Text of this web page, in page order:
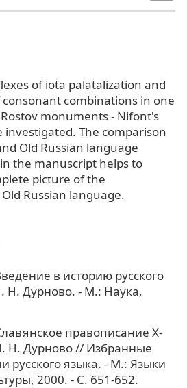
of iota palatalization and
combinations in one
monuments - Nifont's
investigated. The comparison
Old Russian language
the manuscript helps to
picture of the
Russian language.
в историю русского
Н. Дурново. - М.: Наука,
правописание X-
Н. Дурново // Избранные
русского языка. - М.: Языки
2000. - С. 651-652.